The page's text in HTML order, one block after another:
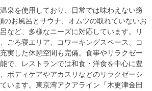
泉を使用しており、日常では味わえない癒
のお風呂とサウナ、オムツの取れていないお
など、多様なニーズに対応しています。リ
ごろ寝エリア、コワーキングスペース、コ
実した休憩空間も完備。食事やリラクゼー
で、レストランでは和食・洋食を中心に豊
ボディケアやアカスリなどのリラクゼーシ
います。東京湾アクアライン「木更津金田